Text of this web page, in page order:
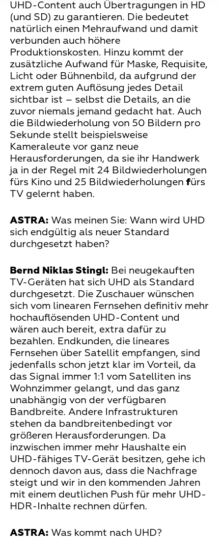
UHD-Content auch Übertragungen in HD
(und SD) zu garantieren. Die bedeutet
natürlich einen Mehraufwand und damit
verbunden auch höhere
Produktionskosten. Hinzu kommt der
zusätzliche Aufwand für Maske, Requisite,
Licht oder Bühnenbild, da aufgrund der
extrem guten Auflösung jedes Detail
sichtbar ist – selbst die Details, an die
zuvor niemals jemand gedacht hat. Auch
die Bildwiederholung von 50 Bildern pro
Sekunde stellt beispielsweise
Kameraleute vor ganz neue
Herausforderungen, da sie ihr Handwerk
ja in der Regel mit 24 Bildwiederholungen
fürs Kino und 25 Bildwiederholungen fürs
TV gelernt haben.
ASTRA: Was meinen Sie: Wann wird UHD
sich endgültig als neuer Standard
durchgesetzt haben?
Bernd Niklas Stingl: Bei neugekauften
TV-Geräten hat sich UHD als Standard
durchgesetzt. Die Zuschauer wünschen
sich vom linearen Fernsehen definitiv mehr
hochauflösenden UHD-Content und
wären auch bereit, extra dafür zu
bezahlen. Endkunden, die lineares
Fernsehen über Satellit empfangen, sind
jedenfalls schon jetzt klar im Vorteil, da
das Signal immer 1:1 vom Satelliten ins
Wohnzimmer gelangt, und das ganz
unabhängig von der verfügbaren
Bandbreite. Andere Infrastrukturen
stehen da bandbreitenbedingt vor
größeren Herausforderungen. Da
inzwischen immer mehr Haushalte ein
UHD-fähiges TV-Gerät besitzen, gehe ich
dennoch davon aus, dass die Nachfrage
steigt und wir in den kommenden Jahren
mit einem deutlichen Push für mehr UHD-
HDR-Inhalte rechnen dürfen.
ASTRA: Was kommt nach UHD?